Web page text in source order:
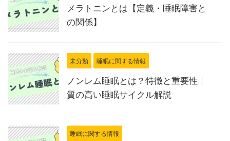
メラトニンとは【定義・睡眠障害と
の関係】
未分類 睡眠に関する情報
ノンレム睡眠とは？特徴と重要性｜
質の高い睡眠サイクル解説
睡眠に関する情報